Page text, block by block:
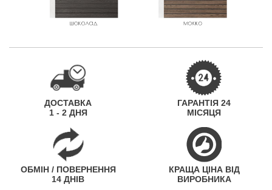
ДОСТАВКА
1 - 2 ДНЯ
ГАРАНТІЯ 24
МІСЯЦЯ
ОБМІН / ПОВЕРНЕННЯ
14 ДНІВ
КРАЩА ЦІНА ВІД
ВИРОБНИКА